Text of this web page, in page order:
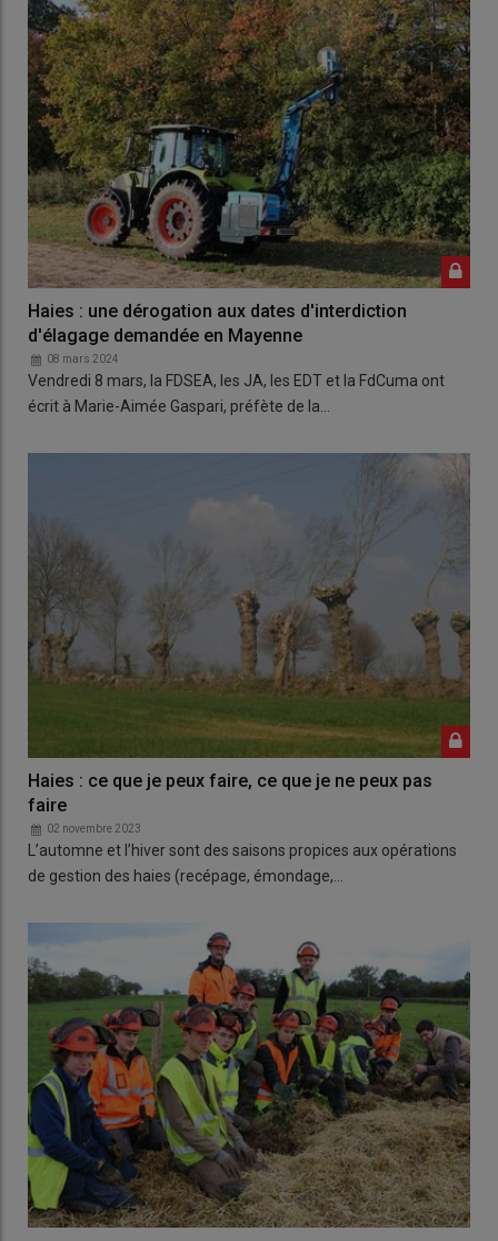
Haies : une dérogation aux dates d'interdiction
d'élagage demandée en Mayenne
08 mars 2024
Vendredi 8 mars, la FDSEA, les JA, les EDT et la FdCuma ont
écrit à Marie-Aimée Gaspari, préfète de la…
Haies : ce que je peux faire, ce que je ne peux pas
faire
02 novembre 2023
L’automne et l’hiver sont des saisons propices aux opérations
de gestion des haies (recépage, émondage,…